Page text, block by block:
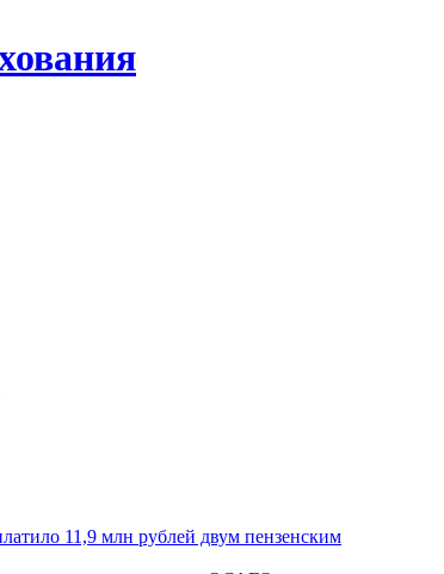
11,9 млн рублей двум пензенским